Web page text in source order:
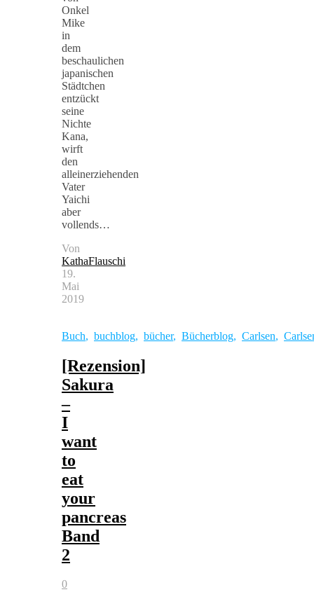
Onkel
Mike
in
dem
beschaulichen
japanischen
Städtchen
entzückt
seine
Nichte
Kana,
wirft
den
alleinerziehenden
Vater
Yaichi
aber
vollends…
Von
KathaFlauschi
19.
Mai
2019
Buch, buchblog, bücher, Bücherblog, Carlsen,
[Rezension]
Sakura
–
I
want
to
eat
your
pancreas
Band
2
0